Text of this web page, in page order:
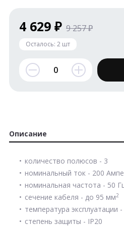
4 629 ₽ 9 257 ₽
Осталось: 2 шт
Описание
количество полюсов - 3
номинальный ток - 200
номинальная частота - 50
сечение кабеля - до 95 мм2
температура эксплуатации
степень защиты - IP20